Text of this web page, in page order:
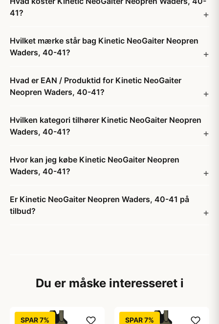
41?
Hvilket mærke står bag Kinetic NeoGaiter Neopren
Waders, 40-41?
Hvad er EAN / Produktid for Kinetic NeoGaiter
Neopren Waders, 40-41?
Hvilken kategori tilhører Kinetic NeoGaiter Neopren
Waders, 40-41?
Hvor kan jeg købe Kinetic NeoGaiter Neopren
Waders, 40-41?
Er Kinetic NeoGaiter Neopren Waders, 40-41 på
tilbud?
Du er måske interesseret i
SPAR 7% SPAR 7%